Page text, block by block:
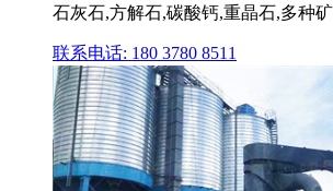
石灰石,方解石,碳酸钙,重晶石,多种
联系电话: 180 3780 8511